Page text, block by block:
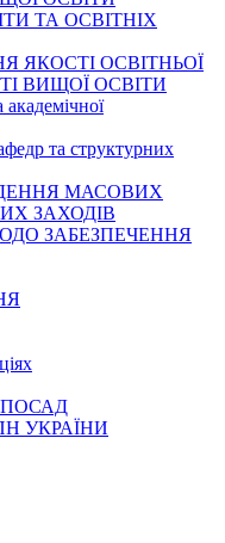
ТА ОСВІТНІХ
ЯКОСТІ ОСВІТНЬОЇ
ВИЩОЇ ОСВІТИ
академічної
та структурних
МАСОВИХ
ЗАХОДІВ
ЗАБЕЗПЕЧЕННЯ
УКРАЇНИ